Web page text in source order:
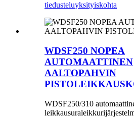
tiedusteluyksityiskohta
WDSF250 NOPEA
AUTOMAATTINEN
AALTOPAHVIN
WDSF250/310